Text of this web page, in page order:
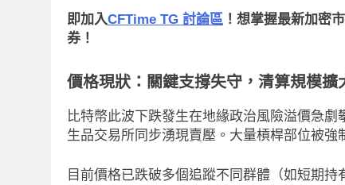
即加入CFTime TG 討論區 ！想掌握最新加密
券！
價格現狀：關鍵支撐失守，清算規模擴
比特幣此波下跌發生在地緣政治風險溢價急
生品交易所同步湧現賣壓。大量槓桿部位被強
目前價格已跌破多個追蹤不同群體（如短期